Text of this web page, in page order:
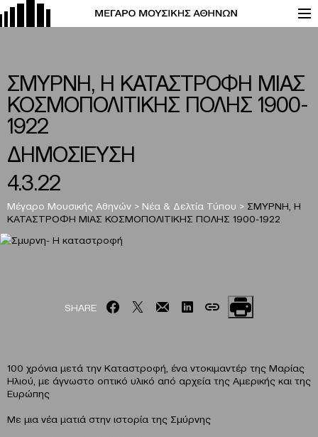
ΣΜΥΡΝΗ, Η ΚΑΤΑΣΤΡΟΦΗ ΜΙΑΣ
ΚΟΣΜΟΠΟΛΙΤΙΚΗΣ ΠΟΛΗΣ 1900-
1922
ΔΗΜΟΣΙΕΥΣΗ
4.3.22
Μέγαρο Μουσικής Αθηνών > Νέα & Δελτία Τύπου > ΣΜΥΡΝΗ, Η
ΚΑΤΑΣΤΡΟΦΗ ΜΙΑΣ ΚΟΣΜΟΠΟΛΙΤΙΚΗΣ ΠΟΛΗΣ 1900-1922
SHARE
100 χρόνια μετά την Καταστροφή, ένα ντοκιμαντέρ της Μαρίας
Ηλιού, με άγνωστο οπτικό υλικό από αρχεία της Αμερικής και της
Ευρώπης
Με μια νέα ματιά στην ιστορία της Σμύρνης